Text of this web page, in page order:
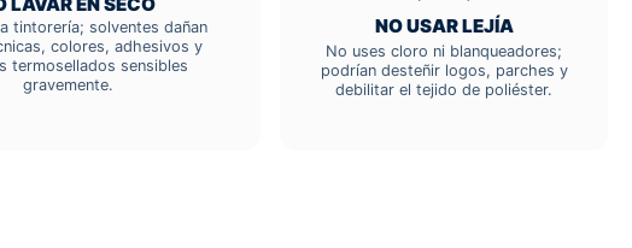
tintorería; solventes dañan
colores, adhesivos y
termosellados sensibles
gravemente.
NO USAR LEJÍA
No uses cloro ni blanqueadores;
podrían desteñir logos, parches y
debilitar el tejido de poliéster.